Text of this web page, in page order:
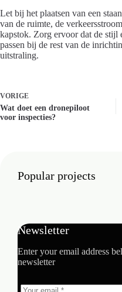
Let bij het plaatsen van een
van de ruimte, de
kapstok. Zorg ervoor dat de stijl
passen bij de rest van de
uitstraling.
VORIGE
Wat doet een dronepiloot
voor inspecties?
Popular projects
Newsletter
Enter your email address
newsletter